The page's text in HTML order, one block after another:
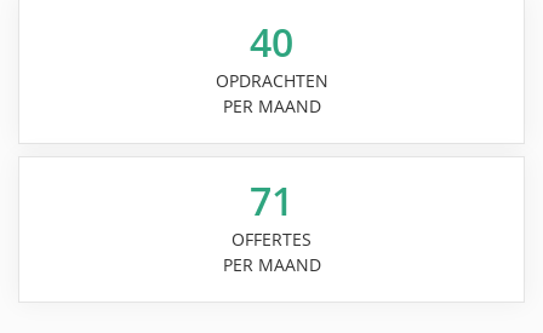
40
OPDRACHTEN
PER MAAND
71
OFFERTES
PER MAAND